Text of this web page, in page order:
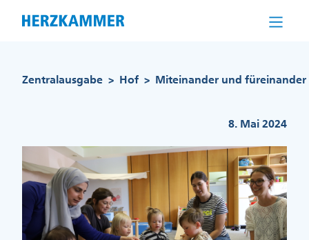
Zentralausgabe > Hof > Miteinander und füreinander
8. Mai 2024